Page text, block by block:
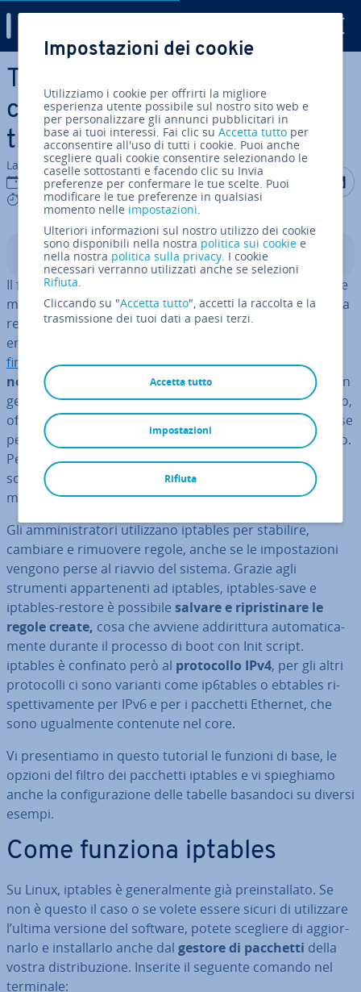
Vai al contenuto prin­ci­pa­le
Tutorial di iptables: come
con­fi­gu­ra­re le tabelle di fil­
trag­gio del kernel Linux
La redazione di IONOS
01 mar 2023
6 mins
Condividi
Indice
Il filtro dei pacchetti è un com­po­nen­te im­por­tan­te per le
misure di sicurezza di tutti i sistemi che si trovano in una
rete, infatti il controllo e la gestione del traffico dati in
entrata e in uscita (spesso parte dei compiti di un
firewall
) deve as­si­cu­ra­re che i pacchetti ricevuti e inviati
non con­ten­ga­no malware e spam
. Nel kernel Linux è in
genere già presente un filtro dei pacchetti di questo tipo,
offerto da alcuni moduli del pacchetto Netfilter, anche se
per con­fi­gu­rar­lo è ne­ces­sa­rio un programma ag­giun­ti­vo.
Per questo kernel di Linux 2.4 e 2.6 avete bisogno del
software libero iptables, che è stato svi­lup­pa­to ugual­
men­te dal team del progetto Netfilter.
Gli am­mi­ni­stra­to­ri uti­liz­za­no iptables per stabilire,
cambiare e rimuovere regole, anche se le im­po­sta­zio­ni
vengono perse al riavvio del sistema. Grazie agli
strumenti ap­par­te­nen­ti ad iptables, iptables-save e
iptables-restore è possibile salvare e ri­pri­sti­na­re le
regole create, cosa che avviene ad­di­rit­tu­ra au­to­ma­ti­ca­
men­te durante il processo di boot con Init script.
iptables è confinato però al pro­to­col­lo IPv4, per gli altri
pro­to­col­li ci sono varianti come ip6tables o ebtables ri­
spet­ti­va­men­te per IPv6 e per i pacchetti Ethernet, che
sono ugual­men­te contenute nel core.
Vi pre­sen­tia­mo in questo tutorial le funzioni di base, le
opzioni del filtro dei pacchetti iptables e vi spie­ghia­mo
anche la con­fi­gu­ra­zio­ne delle tabelle basandoci su diversi
esempi.
Come funziona iptables
Su Linux, iptables è ge­ne­ral­men­te già pre­in­stal­la­to. Se
non è questo il caso o se volete essere sicuri di uti­liz­za­re
l’ultima versione del software, potete scegliere di ag­gior­
nar­lo e in­stal­lar­lo anche dal gestore di pacchetti della
vostra di­stri­bu­zio­ne. Inserite il seguente comando nel
terminale:
Impostazioni dei cookie
Utilizziamo i cookie per offrirti la migliore
esperienza utente possibile sul nostro sito web e
per personalizzare gli annunci pubblicitari in
base ai tuoi interessi. Fai clic suAccetta tutto per
acconsentire all'uso di tutti i cookie. Puoi anche
scegliere quali cookie consentire selezionando le
caselle sottostanti e facendo clic su Invia
preferenze per confermare le tue scelte. Puoi
modificare le tue preferenze in qualsiasi
momento nelle impostazioni.
Ulteriori informazioni sul nostro utilizzo dei cookie
sono disponibili nella nostra politica sui cookie e
nella nostra politica sulla privacy. I cookie
necessari verranno utilizzati anche se selezioni
Rifiuta.
Cliccando su "Accetta tutto", accetti la raccolta e la
trasmissione dei tuoi dati a paesi terzi.
Accetta tutto
Rifiuta
impostazioni